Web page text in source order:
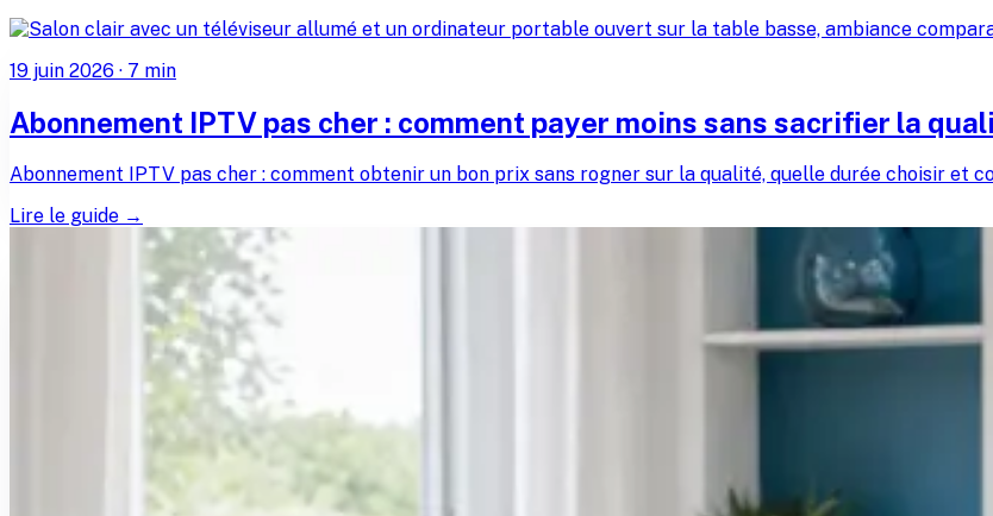
19 juin 2026 · 7 min
Abonnement IPTV pas cher : comment payer moins sans sacrifier la
Abonnement IPTV pas cher : comment obtenir un bon prix sans rogner sur la qualité, quelle durée choisir et
Lire le guide →